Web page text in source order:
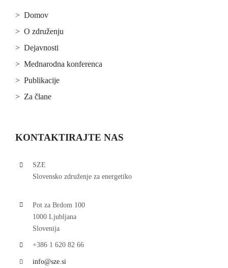
> Domov
> O združenju
> Dejavnosti
> Mednarodna konferenca
> Publikacije
> Za člane
KONTAKTIRAJTE NAS
SZE
Slovensko združenje za energetiko
Pot za Brdom 100
1000 Ljubljana
Slovenija
+386 1 620 82 66
info@sze.si